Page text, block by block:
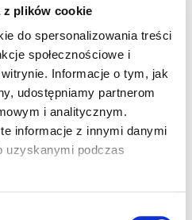
z plików cookie
do spersonalizowania treści
społecznościowe i
Informacje o tym, jak
udostępniamy partnerom
i analitycznym.
informacje z innymi danymi
uzyskanymi podczas
taki straszny